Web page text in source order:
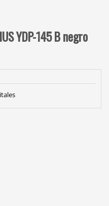
YDP-145 B negro